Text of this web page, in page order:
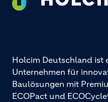
Holcim Deutschland ist
Unternehmen für
Baulösungen mit
ECOPact und